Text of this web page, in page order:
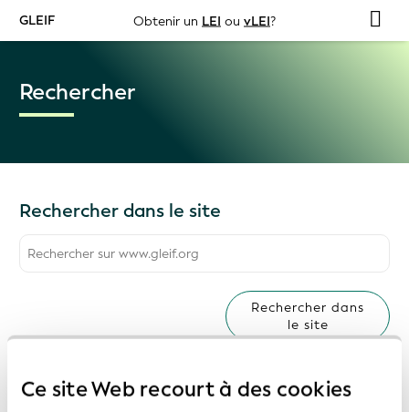
Ce site Web recourt à des cookies
GLEIF Obtenir un LEI ou vLEI?
Rechercher
Rechercher dans le site
Rechercher dans
le site